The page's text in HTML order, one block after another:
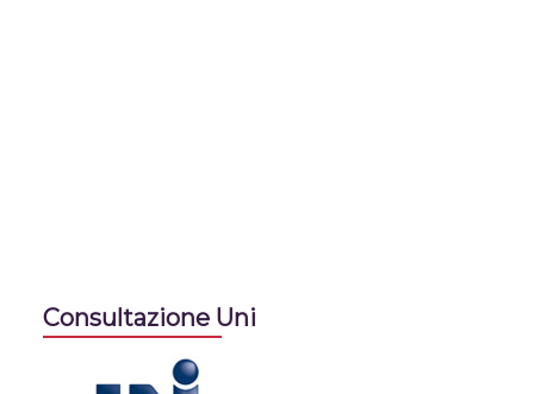
Consultazione Uni